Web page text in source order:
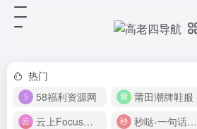
热门
58福利资源网
莆田潮牌鞋服
云上Focus接码平台
秒哒-一句话做应用